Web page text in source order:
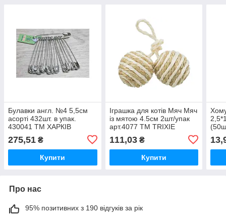
Булавки англ. №4 5,5см
асорті 432шт. в упак.
430041 ТМ ХАРКІВ
275,51 ₴
Купити
Іграшка для котів Мяч Мяч
із мятою 4.5см 2шт/упак
арт.4077 ТМ TRIXIE
111,03₴
Купити
Про нас
95% позитивних з 190 відгуків за рік